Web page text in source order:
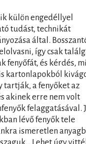
külön engedéllyel
tudást, technikát
által.
így csak
fenyőfát, és kérdés,
kartonlapokból
tartják, a fenyőket az
akinek erre nem volt
felaggatásával.
lévő fenyők tele
ismeretlen
Lehet úgy